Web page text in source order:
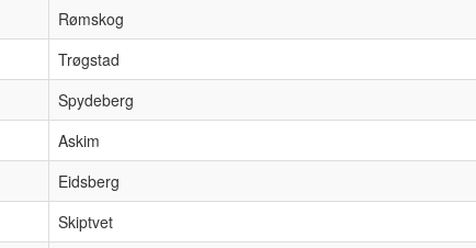
Rømskog
Trøgstad
Spydeberg
Askim
Eidsberg
Skiptvet